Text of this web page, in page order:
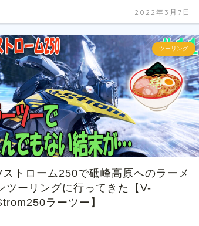
2022年3月7日
ツーリング
ストローム250で砥峰高原へのラーメ
ツーリングに行ってきた【V-
ラーツー】